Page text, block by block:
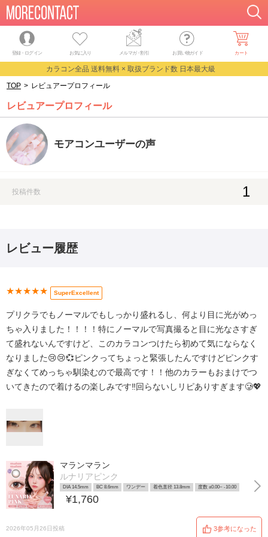
登録・ログイン お気に入り メルマガ・割引 お買い物ガイド カート
カラコン全品 送料無料 × 取扱ブランド数 日本最大級
TOP > レビュアープロフィール
レビュアープロフィール
モアコンユーザーの声
投稿件数 1
レビュー履歴
★★★★★ SuperExcellent
プリクラでもノーマルでもしっかり盛れるし、何より目に光がめっ
ちゃ入りました！！！！特にノーマルで写真撮ると目に光なさすぎ
て盛れないんですけど、このカラコンつけたら初めて気にならなく
なりました😢😢💞ピンクってちょっと緊張したんですけどピンクす
ぎなくてめっちゃ馴染むので最高です！！他のカラーもおまけでつ
いてきたので着けるの楽しみです‼️回らないしリピありすぎます🥲💖
マランマラン
ルナリアピンク
DIA 14.5mm BC 8.6mm ワンデー 着色直径 13.8mm 度数 ±0.00~ -10.00
¥1,760
2026年05月26日投稿 3参考になった